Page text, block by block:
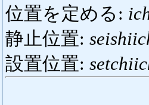
位置を定める:
静止位置:
設置位置: